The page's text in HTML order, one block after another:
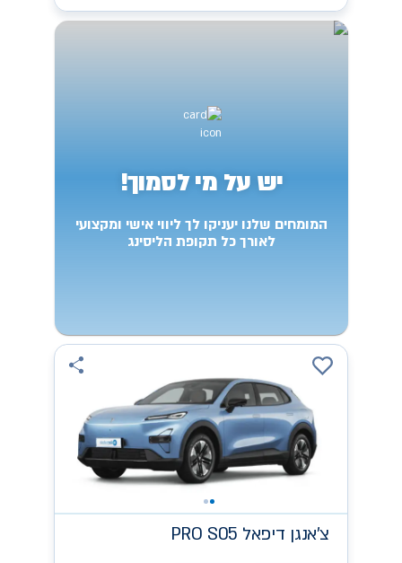
יש על מי לסמוך!
המומחים שלנו יעניקו לך ליווי אישי ומקצועי
לאורך כל תקופת הליסינג
צ'אנגן PRO S05 דיפאל